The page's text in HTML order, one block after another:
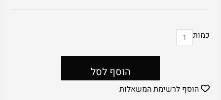
כמות
הוסף לסל
הוסף לרשימת המשאלות